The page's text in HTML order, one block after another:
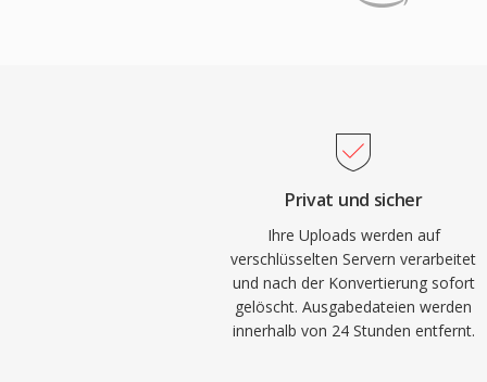
unterstützten Audioformate, kompatibel
Privat und sicher
Ihre Uploads werden auf
verschlüsselten Servern verarbeitet
und nach der Konvertierung sofort
gelöscht. Ausgabedateien werden
innerhalb von 24 Stunden entfernt.